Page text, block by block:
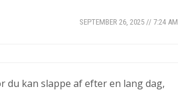
SEPTEMBER 26, 2025 // 7:24 AM
du kan slappe af efter en lang dag,